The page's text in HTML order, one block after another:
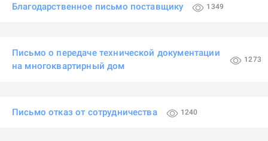
Благодарственное письмо поставщику 1349
Письмо о передаче технической документации
на многоквартирный дом
1273
Письмо отказ от сотрудничества 1240